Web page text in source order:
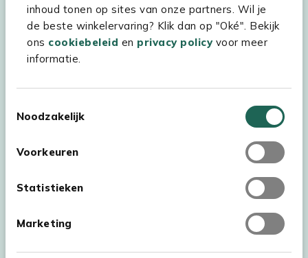
inhoud tonen op sites van onze partners. Wil je
de beste winkelervaring? Klik dan op "Oké". Bekijk
ons cookiebeleid en privacy policyvoor meer
informatie.
Noodzakelijk
Voorkeuren
Statistieken
Marketing
Experience Stores XXL